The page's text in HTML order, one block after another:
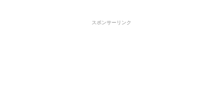
スポンサーリンク